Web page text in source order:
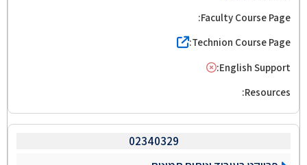
02340329